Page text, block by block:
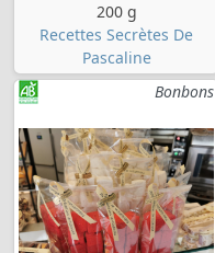
200 g
Recettes Secrètes De
Pascaline
Bonbons